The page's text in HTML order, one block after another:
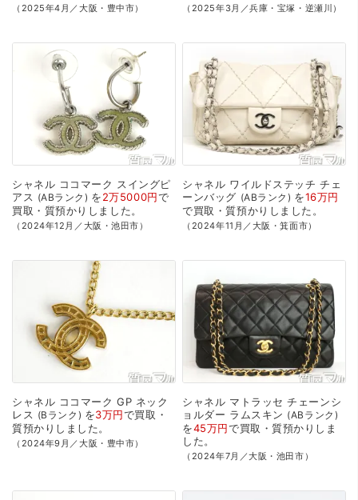
（2025年4月／大阪・豊中市） （2025年3月／兵庫・宝塚・逆瀬川）
シャネル ココマーク スイングピ
アス
ABランク を2万5000円で
買取・質預かり しました。
（2024年12月／大阪・池田市）
シャネル ワイルドステッチ チェ
ーンバッグ
ABランク を16万円
で買取・質預かり しました。
（2024年11月／大阪・箕面市）
シャネル ココマーク GP ネック
レス
Bランク を3万円で買取・
質預かり しました。
（2024年9月／大阪・豊中市）
シャネル マトラッセ チェーンシ
ョルダー ラムスキン ABランク
を45万円で買取・質預かり しま
した。
（2024年7月／大阪・池田市）